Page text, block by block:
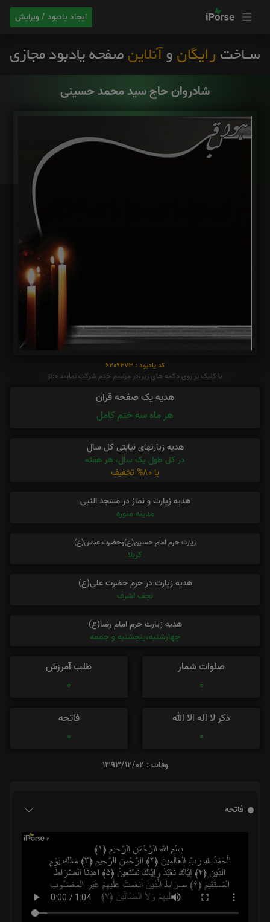
ایجاد یادبود / ویرایش
شادروان حاج سید محمد حسینی
کد یادبود : 6209473
با کلیک بر روی دکمه های زیر،در مراسم ختم شرکت نمایید p:0
هدیه یک صفحه قرآن
هر ماه سه ختم کامل
هدیه زیارتهای نیابتی کل سال
در کل طول یک سال، هر هفته
با 80% تخفیف
هدیه زیارت و نماز در مسجد النبی
مدینه منوره
زیارت حرم امام حسین(ع)وحضرت عباس(ع)
کربلا
هدیه زیارت در حرم حضرت علی(ع)
نجف اشرف
هدیه زیارت حرم امام رضا(ع)
چهارشنبه،پنجشنبه و جمعه
صلوات شمار
0
طلب آمرزش
0
ذکر لا اله الا الله
0
فاتحه
0
وفات : 1393/12/02
فاتحه